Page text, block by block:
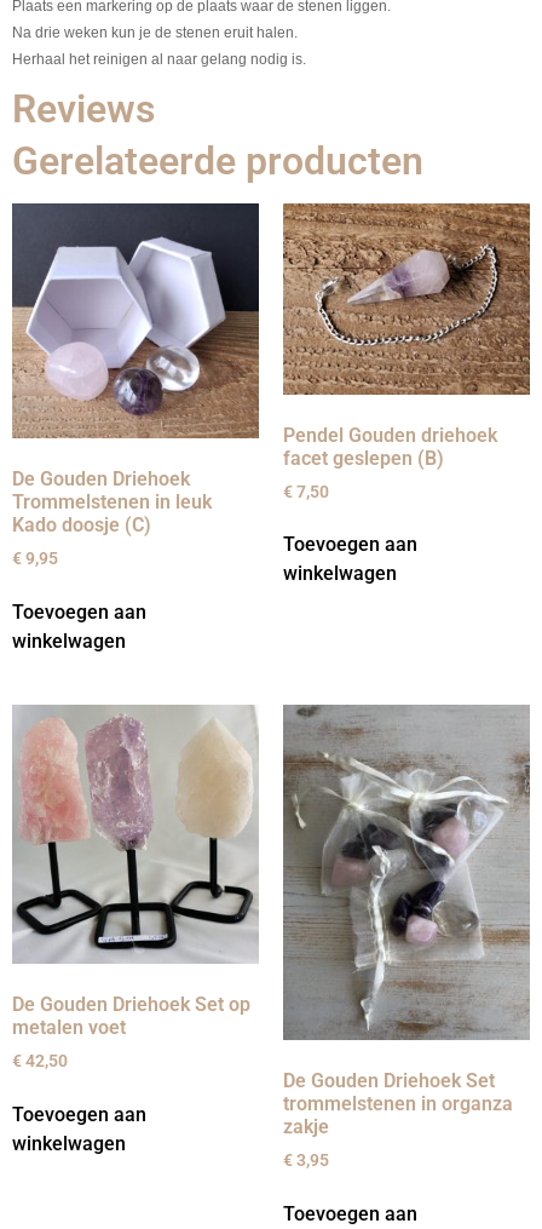
Plaats een markering op de plaats waar de stenen liggen.
Na drie weken kun je de stenen eruit halen.
Herhaal het reinigen al naar gelang nodig is.
Reviews
Gerelateerde producten
De Gouden Driehoek
Trommelstenen in leuk
Kado doosje (C)
€9,95
Toevoegen aan
winkelwagen
Pendel Gouden driehoek
facet geslepen (B)
€7,50
Toevoegen aan
winkelwagen
De Gouden Driehoek Set op
metalen voet
€42,50
Toevoegen aan
winkelwagen
De Gouden Driehoek Set
trommelstenen in organza
zakje
€3,95
Toevoegen aan